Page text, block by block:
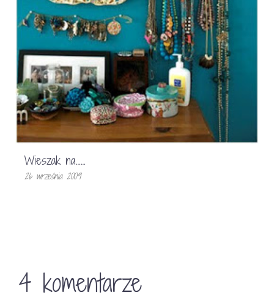
Wieszak na……
26 września 2009
4 komentarze